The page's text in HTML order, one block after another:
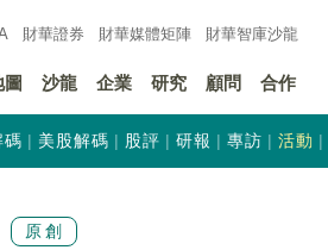
財華證券 財華媒體矩陣 財華智庫沙龍
圖 沙龍 企業 研究 顧問 合作
碼 美股解碼 股評 研報 專訪 活動
原創